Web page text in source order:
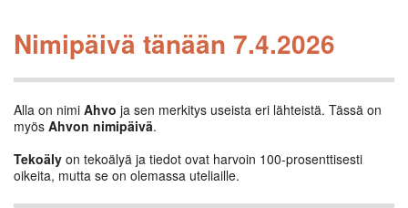
Nimipäivä tänään 7.4.2026
Alla on nimi Ahvo ja sen merkitys useista eri lähteistä. Tässä on
myös Ahvon nimipäivä.
Tekoäly on tekoälyä ja tiedot ovat harvoin 100-prosenttisesti
oikeita, mutta se on olemassa uteliaille.